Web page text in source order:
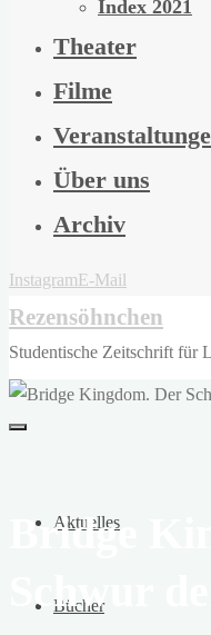
Index 2021
Theater
Filme
Über uns
Archiv
InstagramE-Mail
Rezensöhnchen
Studentische Zeitschrift für
Aktuelles
Bücher
Bridge
Schwur